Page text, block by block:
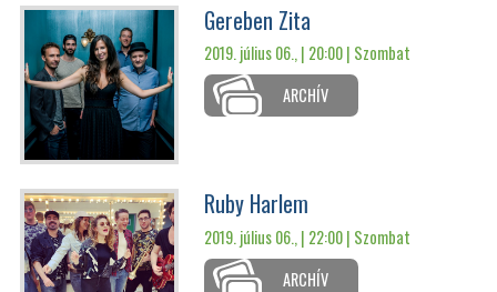
Gereben Zita
2019. július 06., | 20:00 | Szombat
ARCHÍV
Ruby Harlem
2019. július 06., | 22:00 | Szombat
ARCHÍV